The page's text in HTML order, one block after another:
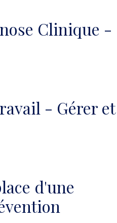
Clinique -
- Gérer et
d'une